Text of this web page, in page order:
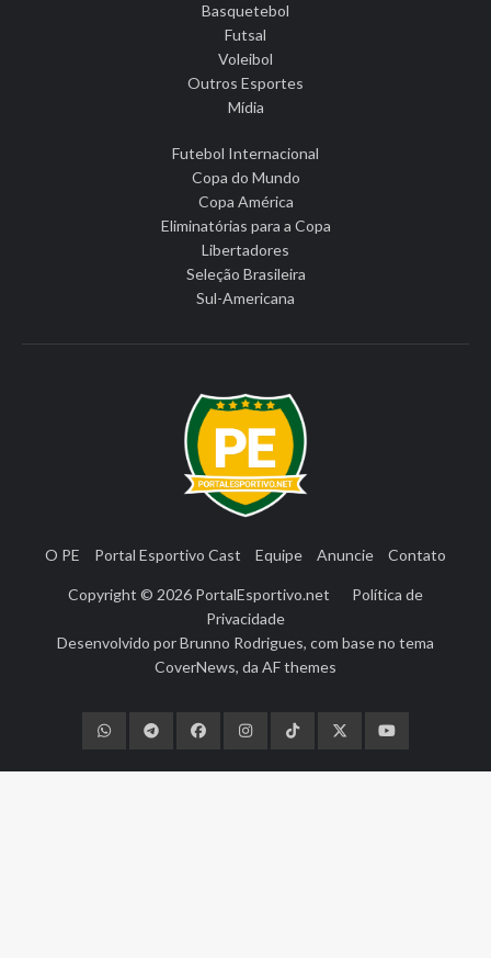
Basquetebol
Futsal
Voleibol
Outros Esportes
Mídia
Futebol Internacional
Copa do Mundo
Copa América
Eliminatórias para a Copa
Libertadores
Seleção Brasileira
Sul-Americana
O PE Portal Esportivo Cast Equipe Anuncie Contato
Copyright © 2026 PortalEsportivo.net
Política de
Privacidade
Desenvolvido porBrunno Rodrigues, com base no tema
CoverNews, da AF themes